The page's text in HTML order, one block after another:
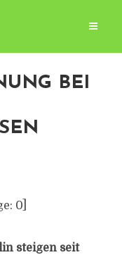
BEI
0]
steigen seit